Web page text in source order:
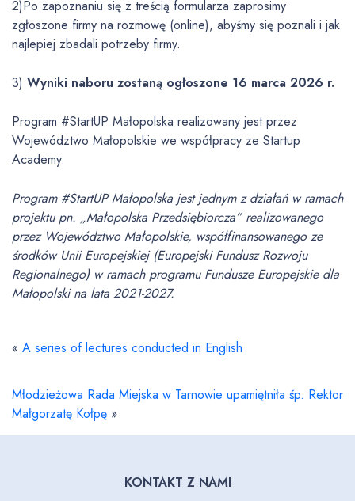
2)Po zapoznaniu się z treścią formularza zaprosimy
zgłoszone firmy na rozmowę (online), abyśmy się poznali i jak
najlepiej zbadali potrzeby firmy.
3) Wyniki naboru zostaną ogłoszone 16 marca 2026 r.
Program #StartUP Małopolska realizowany jest przez
Województwo Małopolskie we współpracy ze Startup
Academy.
Program #StartUP Małopolska jest jednym z działań w ramach
projektu pn. „Małopolska Przedsiębiorcza” realizowanego
przez Województwo Małopolskie, współfinansowanego ze
środków Unii Europejskiej (Europejski Fundusz Rozwoju
Regionalnego) w ramach programu Fundusze Europejskie dla
Małopolski na lata 2021-2027.
« A series of lectures conducted in English
Młodzieżowa Rada Miejska w Tarnowie upamiętniła śp. Rektor
Małgorzatę Kołpę »
KONTAKT Z NAMI